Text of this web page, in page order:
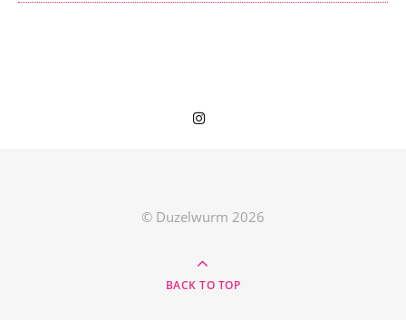
© Duzelwurm 2026
BACK TO TOP